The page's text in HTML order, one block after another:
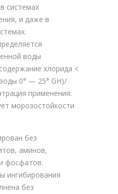
системах
и даже в
воды
хлорида <
0° — 25° GH)/
применения:
морозостойкости
без
аминов,
фосфатов.
ингибирования
без